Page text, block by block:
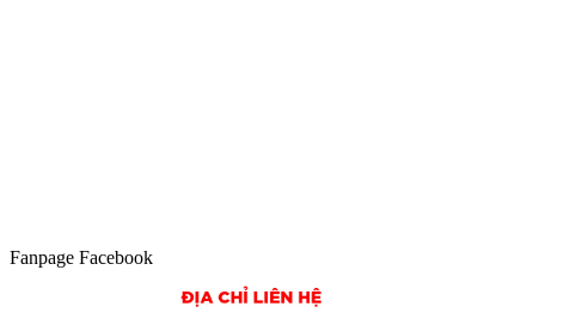
Fanpage Facebook